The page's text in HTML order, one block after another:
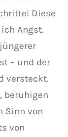
Diese
Angst.
– und der
versteckt.
beruhigen
Sinn von
von